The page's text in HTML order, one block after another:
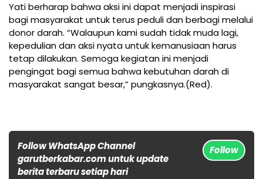
Yati berharap bahwa aksi ini dapat menjadi inspirasi
bagi masyarakat untuk terus peduli dan berbagi melalui
donor darah. “Walaupun kami sudah tidak muda lagi,
kepedulian dan aksi nyata untuk kemanusiaan harus
tetap dilakukan. Semoga kegiatan ini menjadi
pengingat bagi semua bahwa kebutuhan darah di
masyarakat sangat besar,” pungkasnya.(Red).
Follow WhatsApp Channel
garutberkabar.com untuk update
berita terbaru setiap hari
Follow